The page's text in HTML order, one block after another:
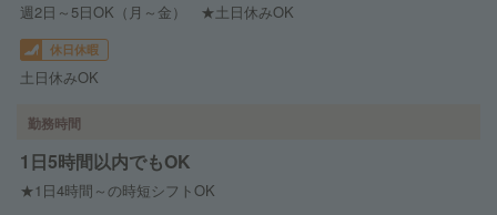
週2日～5日OK（月～金） ★土日休みOK
休日休暇
土日休みOK
勤務時間
1日5時間以内でもOK
★1日4時間～の時短シフトOK